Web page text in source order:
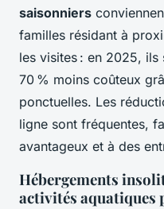
saisonniers
familles résidant à
les visites : en 2025, ils
70 % moins coûteux
ponctuelles. Les
ligne sont fréquentes,
avantageux et à des
Hébergements
activités aquatiques